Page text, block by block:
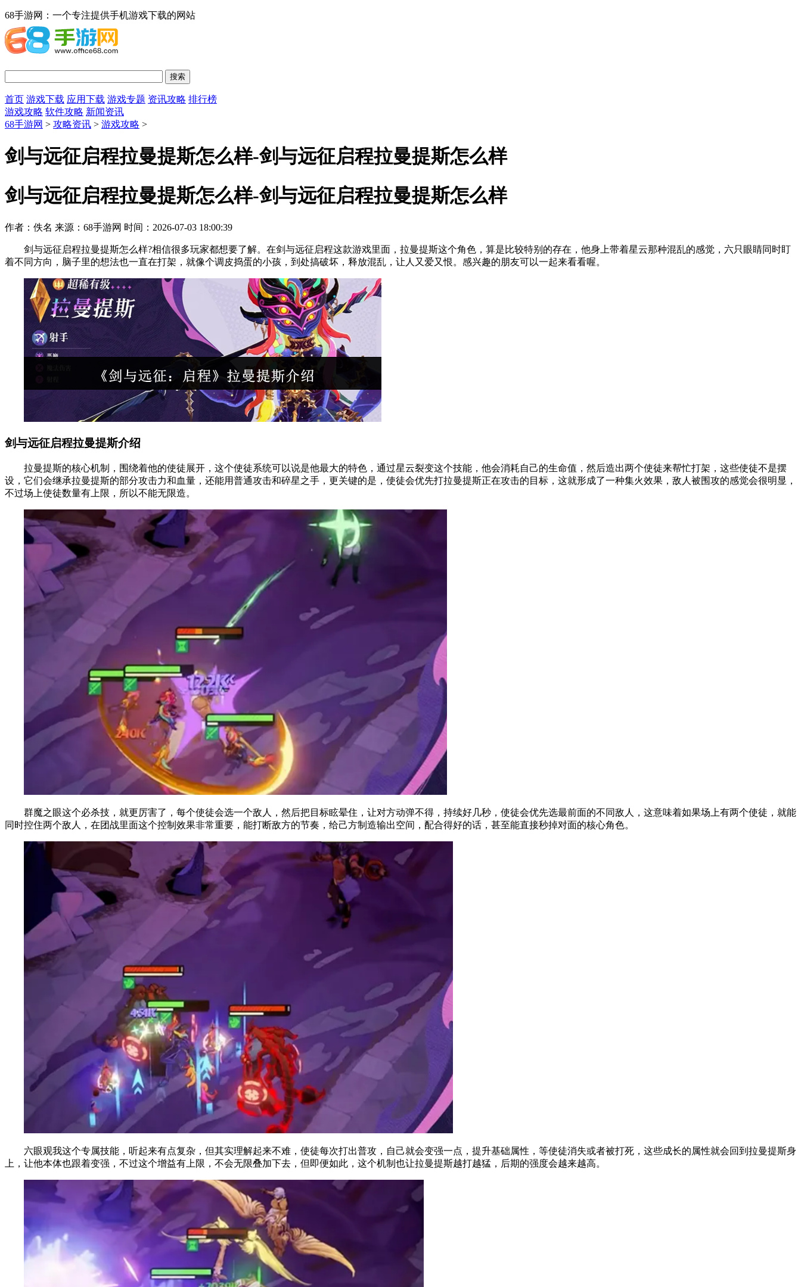
68手游网：一个专注提供手机游戏下载的网站
首页 游戏下载 应用下载 游戏专题 资讯攻略 排行榜
游戏攻略 软件攻略 新闻资讯
68手游网 > 攻略资讯 > 游戏攻略 >
剑与远征启程拉曼提斯怎么样-剑与远征启程拉曼提斯怎么样
剑与远征启程拉曼提斯怎么样-剑与远征启程拉曼提斯怎么样
作者：佚名 来源：68手游网 时间：2026-07-03 18:00:39
剑与远征启程拉曼提斯怎么样?相信很多玩家都想要了解。在剑与远征启程这款游戏里面，拉曼提斯这个角色，算是比较特别的存在，他身上带着星云那种混乱的感觉，六只眼睛同时盯
着不同方向，脑子里的想法也一直在打架，就像个调皮捣蛋的小孩，到处搞破坏，释放混乱，让人又爱又恨。感兴趣的朋友可以一起来看看喔。
剑与远征启程拉曼提斯介绍
拉曼提斯的核心机制，围绕着他的使徒展开，这个使徒系统可以说是他最大的特色，通过星云裂变这个技能，他会消耗自己的生命值，然后造出两个使徒来帮忙打架，这些使徒不是摆
设，它们会继承拉曼提斯的部分攻击力和血量，还能用普通攻击和碎星之手，更关键的是，使徒会优先打拉曼提斯正在攻击的目标，这就形成了一种集火效果，敌人被围攻的感觉会很明显，
不过场上使徒数量有上限，所以不能无限造。
群魔之眼这个必杀技，就更厉害了，每个使徒会选一个敌人，然后把目标眩晕住，让对方动弹不得，持续好几秒，使徒会优先选最前面的不同敌人，这意味着如果场上有两个使徒，就能
同时控住两个敌人，在团战里面这个控制效果非常重要，能打断敌方的节奏，给己方制造输出空间，配合得好的话，甚至能直接秒掉对面的核心角色。
六眼观我这个专属技能，听起来有点复杂，但其实理解起来不难，使徒每次打出普攻，自己就会变强一点，提升基础属性，等使徒消失或者被打死，这些成长的属性就会回到拉曼提斯身
上，让他本体也跟着变强，不过这个增益有上限，不会无限叠加下去，但即便如此，这个机制也让拉曼提斯越打越猛，后期的强度会越来越高。